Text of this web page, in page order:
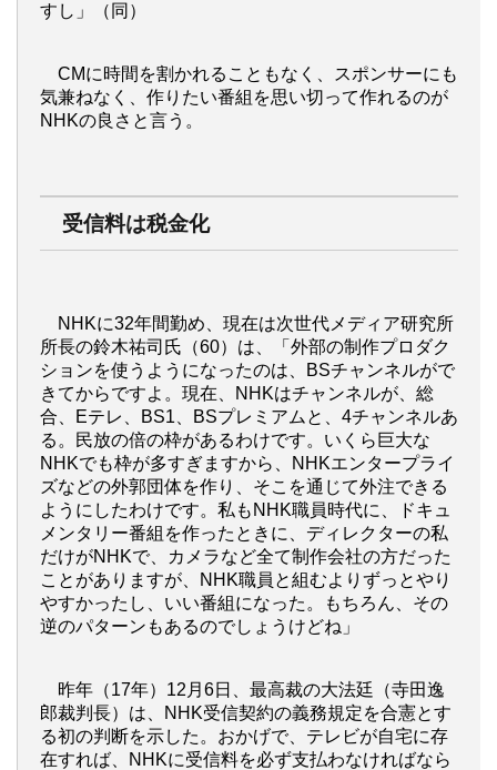
すし」（同）
CMに時間を割かれることもなく、スポンサーにも
気兼ねなく、作りたい番組を思い切って作れるのが
NHKの良さと言う。
受信料は税金化
NHKに32年間勤め、現在は次世代メディア研究所
所長の鈴木祐司氏（60）は、「外部の制作プロダク
ションを使うようになったのは、BSチャンネルがで
きてからですよ。現在、NHKはチャンネルが、総
合、Eテレ、BS1、BSプレミアムと、4チャンネルあ
る。民放の倍の枠があるわけです。いくら巨大な
NHKでも枠が多すぎますから、NHKエンタープライ
ズなどの外郭団体を作り、そこを通じて外注できる
ようにしたわけです。私もNHK職員時代に、ドキュ
メンタリー番組を作ったときに、ディレクターの私
だけがNHKで、カメラなど全て制作会社の方だった
ことがありますが、NHK職員と組むよりずっとやり
やすかったし、いい番組になった。もちろん、その
逆のパターンもあるのでしょうけどね」
昨年（17年）12月6日、最高裁の大法廷（寺田逸
郎裁判長）は、NHK受信契約の義務規定を合憲とす
る初の判断を示した。おかげで、テレビが自宅に存
在すれば、NHKに受信料を必ず支払わなければなら